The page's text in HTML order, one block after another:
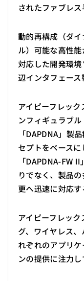
されたファブレス
動的再構成（ダ
ル）可能な高性
対応した開発環
辺インタフェース
アイピーフレッ
ンフィギュラブ
「DAPDNA」
セプトをベース
「DAPDNA-FW
りでなく、製品
更へ迅速に対応す
アイピーフレッ
グ、ワイヤレス
れぞれのアプリ
ンの提供に注力し